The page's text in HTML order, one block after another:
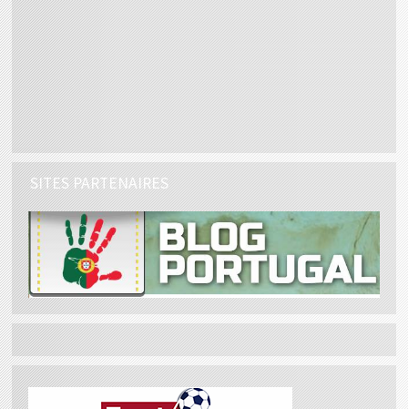
SITES PARTENAIRES